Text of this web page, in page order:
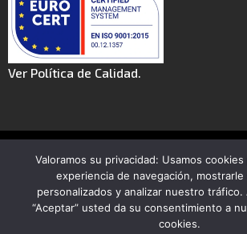
Ver Política de Calidad.
© 2026 CIFASA
Aviso legal
Política de cookies
Valoramos su privacidad: Usamos
experiencia de navegación,
personalizados y analizar nuestro tráfico.
“Aceptar” usted da su consentimiento a
cookies.